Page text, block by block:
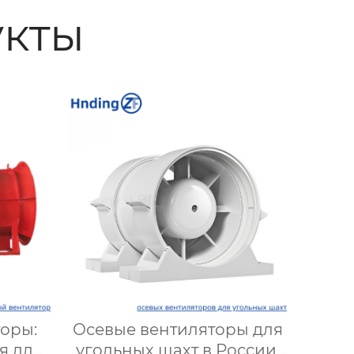
Осевые вентиляторы для
угольных шахт в России: